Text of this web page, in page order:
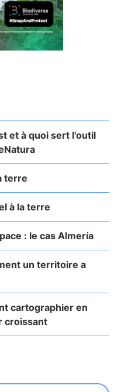
et à quoi sert l'outil
terre
à la terre
: le cas Almería
un territoire a
cartographier en
croissant